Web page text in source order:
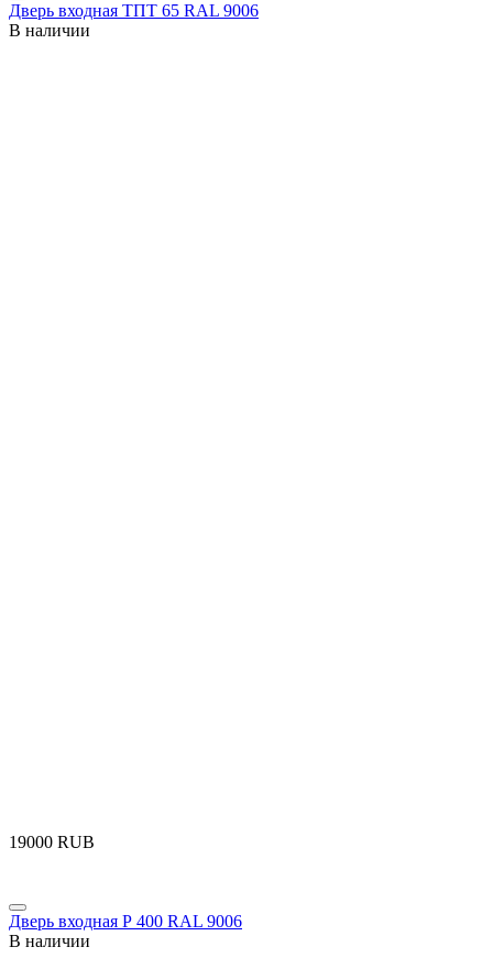
Дверь входная ТПТ 65 RAL 9006
В наличии
‍19000‍ RUB
Дверь входная Р 400 RAL 9006
В наличии